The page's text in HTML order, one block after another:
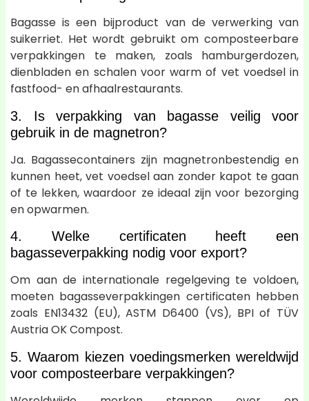
Bagasse is een bijproduct van de verwerking van
suikerriet. Het wordt gebruikt om composteerbare
verpakkingen te maken, zoals hamburgerdozen,
dienbladen en schalen voor warm of vet voedsel in
fastfood- en afhaalrestaurants.
3. Is verpakking van bagasse veilig voor
gebruik in de magnetron?
Ja. Bagassecontainers zijn magnetronbestendig en
kunnen heet, vet voedsel aan zonder kapot te gaan
of te lekken, waardoor ze ideaal zijn voor bezorging
en opwarmen.
4. Welke certificaten heeft een
bagasseverpakking nodig voor export?
Om aan de internationale regelgeving te voldoen,
moeten bagasseverpakkingen certificaten hebben
zoals EN13432 (EU), ASTM D6400 (VS), BPI of TÜV
Austria OK Compost.
5. Waarom kiezen voedingsmerken wereldwijd
voor composteerbare verpakkingen?